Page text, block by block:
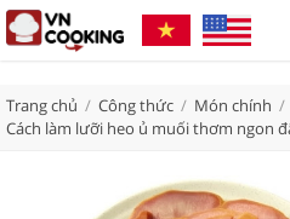
Trang chủ / Công thức / Món chính /
Cách làm lưỡi heo ủ muối thơm ngon